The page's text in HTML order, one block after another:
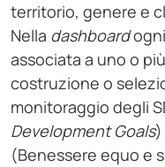
territorio, genere e
Nella dashboard
associata a uno o
costruzione o
monitoraggio degli
Development Goals)
(Benessere equo e